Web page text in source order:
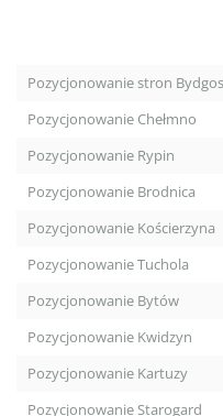
Pozycjonowanie stron
Pozycjonowanie Chełmno
Pozycjonowanie Rypin
Pozycjonowanie Brodnica
Pozycjonowanie Kościerzyna
Pozycjonowanie Tuchola
Pozycjonowanie Bytów
Pozycjonowanie Kwidzyn
Pozycjonowanie Kartuzy
Pozycjonowanie Starogard